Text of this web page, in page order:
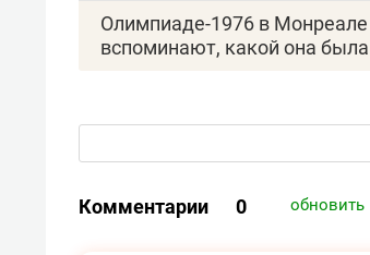
Олимпиаде-1976 в
вспоминают, какой она
Комментарии 0 обновить